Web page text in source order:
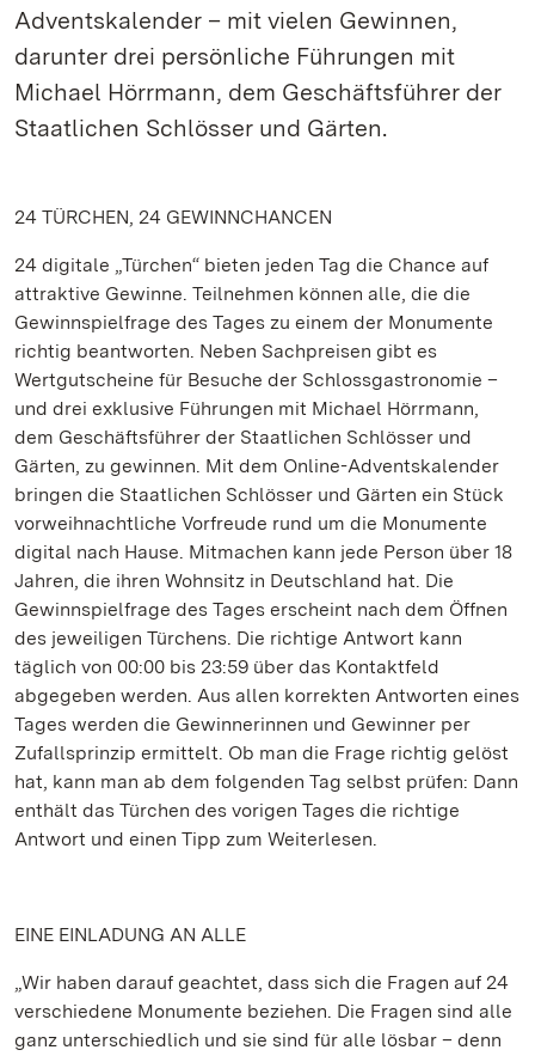
Adventskalender – mit vielen Gewinnen,
darunter drei persönliche Führungen mit
Michael Hörrmann, dem Geschäftsführer der
Staatlichen Schlösser und Gärten.
24 TÜRCHEN, 24 GEWINNCHANCEN
24 digitale „Türchen“ bieten jeden Tag die Chance auf
attraktive Gewinne. Teilnehmen können alle, die die
Gewinnspielfrage des Tages zu einem der Monumente
richtig beantworten. Neben Sachpreisen gibt es
Wertgutscheine für Besuche der Schlossgastronomie –
und drei exklusive Führungen mit Michael Hörrmann,
dem Geschäftsführer der Staatlichen Schlösser und
Gärten, zu gewinnen. Mit dem Online-Adventskalender
bringen die Staatlichen Schlösser und Gärten ein Stück
vorweihnachtliche Vorfreude rund um die Monumente
digital nach Hause. Mitmachen kann jede Person über 18
Jahren, die ihren Wohnsitz in Deutschland hat. Die
Gewinnspielfrage des Tages erscheint nach dem Öffnen
des jeweiligen Türchens. Die richtige Antwort kann
täglich von 00:00 bis 23:59 über das Kontaktfeld
abgegeben werden. Aus allen korrekten Antworten eines
Tages werden die Gewinnerinnen und Gewinner per
Zufallsprinzip ermittelt. Ob man die Frage richtig gelöst
hat, kann man ab dem folgenden Tag selbst prüfen: Dann
enthält das Türchen des vorigen Tages die richtige
Antwort und einen Tipp zum Weiterlesen.
EINE EINLADUNG AN ALLE
„Wir haben darauf geachtet, dass sich die Fragen auf 24
verschiedene Monumente beziehen. Die Fragen sind alle
ganz unterschiedlich und sie sind für alle lösbar – denn